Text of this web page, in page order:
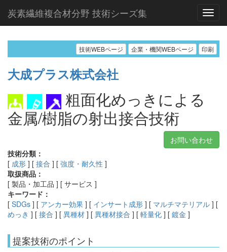
炭素繊維複合材分野 技術シーズ集
技術WEBページ 企業・機関WEBページ 印刷
大成プラス株式会社
粗面化めっきによる
金属/樹脂の射出接合技術
お問い合わせ
技術分類：
[ 成形 ] [ 接合 ] [ 強度・耐久性 ]
取扱商品：
[ 製品・加工品 ] [ サービス ]
キーワード：
[ SDGs ] [ アンカー効果 ] [ インサート成形 ] [ マルチマテリアル ] [
めっき ] [ 接合 ] [ 異種材 ] [ 異種材接合 ] [ 軽量化 ] [ 鍍金 ]
提案技術のポイント